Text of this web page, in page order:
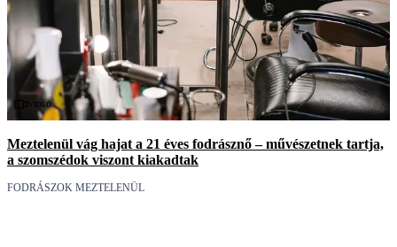
Videó
Meztelenül vág hajat a 21 éves fodrásznő – művészetnek tartja,
a szomszédok viszont kiakadtak
FODRÁSZOK MEZTELENÜL